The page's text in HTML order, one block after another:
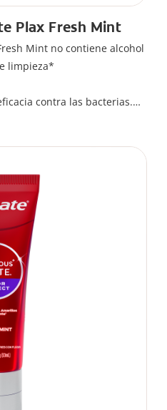
Plax Fresh Mint
Mint no contiene alcohol
limpieza*
contra las bacterias.
del total de bacterias
sin acción